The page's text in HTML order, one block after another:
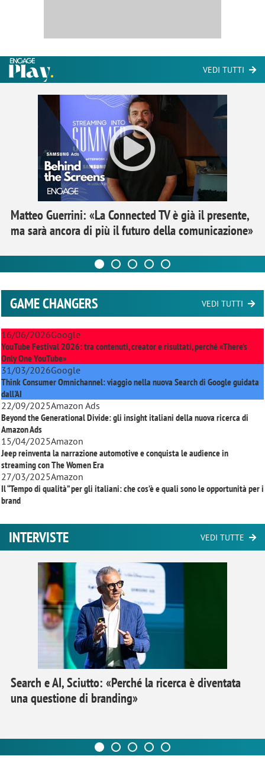
VEDI TUTTI
Matteo Guerrini: «La Connected TV è già il presente,
ma sarà ancora di più il futuro della comunicazione»
GAME CHANGERS VEDI TUTTI
16/06/2026Google
YouTube Festival 2026: tra contenuti, creator e risultati, perché «There’s
Only One YouTube»
31/03/2026Google
Think Consumer Omnichannel: viaggio nella nuova Search di Google guidata
dall'AI
22/09/2025Amazon Ads
Beyond the Generational Divide: gli insight italiani della nuova ricerca di
Amazon Ads
15/04/2025Amazon
Jeep reinventa la narrazione automotive e conquista le audience in
streaming conThe Women Era
27/03/2025Amazon
Il “Tempo di qualità” per gli italiani: che cos’è e quali sono le opportunità per i
brand
INTERVISTE VEDI TUTTE
Search e AI, Sciutto: «Perché la ricerca è diventata
una questione di branding»